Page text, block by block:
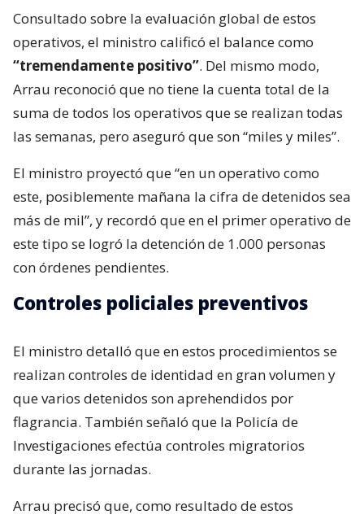
Consultado sobre la evaluación global de estos
operativos, el ministro calificó el balance como
“tremendamente positivo”. Del mismo modo,
Arrau reconoció que no tiene la cuenta total de la
suma de todos los operativos que se realizan todas
las semanas, pero aseguró que son “miles y miles”.
El ministro proyectó que “en un operativo como
este, posiblemente mañana la cifra de detenidos sea
más de mil”, y recordó que en el primer operativo de
este tipo se logró la detención de 1.000 personas
con órdenes pendientes.
Controles policiales preventivos
El ministro detalló que en estos procedimientos se
realizan controles de identidad en gran volumen y
que varios detenidos son aprehendidos por
flagrancia. También señaló que la Policía de
Investigaciones efectúa controles migratorios
durante las jornadas.
Arrau precisó que, como resultado de estos